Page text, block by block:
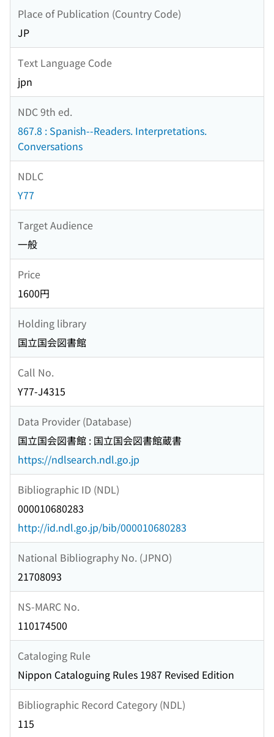
Place of Publication (Country Code)
JP
Text Language Code
jpn
NDC 9th ed.
867.8 : Spanish--Readers. Interpretations.
Conversations
NDLC
Y77
Target Audience
一般
Price
1600円
Holding library
国立国会図書館
Call No.
Y77-J4315
Data Provider (Database)
国立国会図書館 : 国立国会図書館蔵書
https://ndlsearch.ndl.go.jp
Bibliographic ID (NDL)
000010680283
http://id.ndl.go.jp/bib/000010680283
National Bibliography No. (JPNO)
21708093
NS-MARC No.
110174500
Cataloging Rule
Nippon Cataloguing Rules 1987 Revised Edition
Bibliographic Record Category (NDL)
115